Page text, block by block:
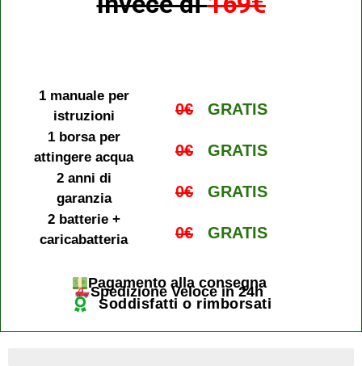
1 manuale per
istruzioni
1 borsa per
attingere acqua
2 anni di
garanzia
2 batterie +
caricabatteria
0€ GRATIS
0€ GRATIS
0€ GRATIS
0€ GRATIS
Pagamento alla consegna
Spedizione Veloce in 24h
Soddisfatti o rimborsati